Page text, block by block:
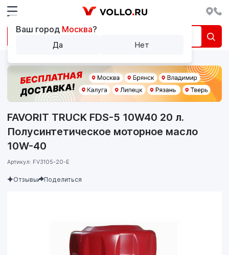
FAVORIT TRUCK FDS-5 10W40 20 л.
Полусинтетическое моторное масло
10W-40
Артикул: FV3105-20-E
Отзывы Поделиться
Ваш город Москва?
Да Нет